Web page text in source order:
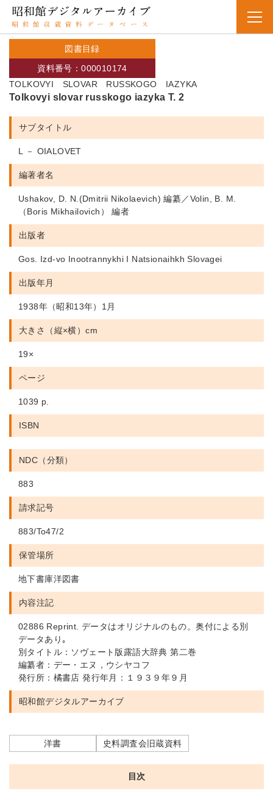
図書目録
TOLKOVYI SLOVAR RUSSKOGO IAZYKA
資料番号：000010174
Tolkovyi slovar russkogo iazyka T. 2
サブタイトル
L － OIALOVET
編著者名
Ushakov, D. N.(Dmitrii Nikolaevich) 編纂／Volin, B. M.
（Boris Mikhailovich） 編者
出版者
Gos. Izd-vo Inootrannykhi I Natsionaihkh Slovagei
出版年月
1938年（昭和13年）1月
大きさ（縦×横）cm
19×
ページ
1039 p.
ISBN
NDC（分類）
883
請求記号
883/To47/2
保管場所
地下書庫洋図書
内容注記
02886 Reprint. データはオリジナルのもの。奥付による別
データあり｡
別タイトル：ソヴェート版露語大辞典 第二巻
編纂者：デー・エヌ，ウシヤコフ
発行所：橘書店 発行年月：１９３９年９月
昭和館デジタルアーカイブ
洋書 史料調査会旧蔵資料
目次